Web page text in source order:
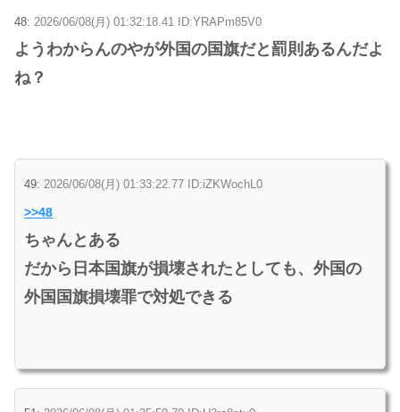
48: 2026/06/08(月) 01:32:18.41 ID:YRAPm85V0
ようわからんのやが外国の国旗だと罰則あるんだよ
ね？
49: 2026/06/08(月) 01:33:22.77 ID:iZKWochL0
>>48
ちゃんとある
だから日本国旗が損壊されたとしても、外国の
外国国旗損壊罪で対処できる